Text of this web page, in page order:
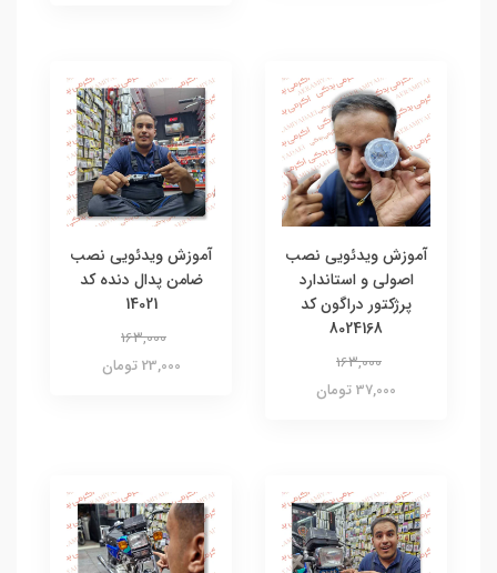
آموزش ویدئویی نصب
اصولی و استاندارد
پرژکتور دراگون کد
8024168
163,000
37,000 تومان
آموزش ویدئویی نصب
ضامن پدال دنده کد
14021
163,000
23,000 تومان